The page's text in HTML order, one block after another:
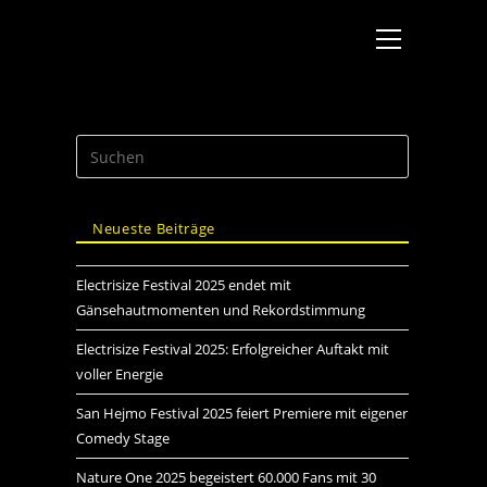
Neueste Beiträge
Electrisize Festival 2025 endet mit
Gänsehautmomenten und Rekordstimmung
Electrisize Festival 2025: Erfolgreicher Auftakt mit
voller Energie
San Hejmo Festival 2025 feiert Premiere mit eigener
Comedy Stage
Nature One 2025 begeistert 60.000 Fans mit 30